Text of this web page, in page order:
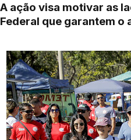
A ação visa motivar as
Federal que garantem o